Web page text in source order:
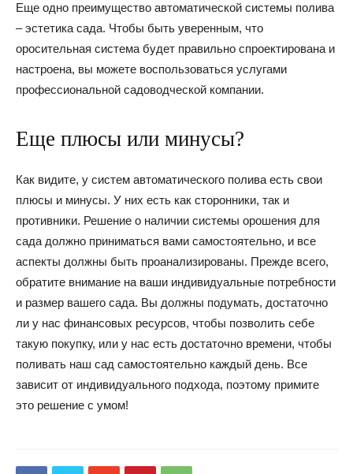
Еще одно преимущество автоматической системы полива
– эстетика сада. Чтобы быть уверенным, что
оросительная система будет правильно спроектирована и
настроена, вы можете воспользоваться услугами
профессиональной садоводческой компании.
Еще плюсы или минусы?
Как видите, у систем автоматического полива есть свои
плюсы и минусы. У них есть как сторонники, так и
противники. Решение о наличии системы орошения для
сада должно приниматься вами самостоятельно, и все
аспекты должны быть проанализированы. Прежде всего,
обратите внимание на ваши индивидуальные потребности
и размер вашего сада. Вы должны подумать, достаточно
ли у нас финансовых ресурсов, чтобы позволить себе
такую ​​покупку, или у нас есть достаточно времени, чтобы
поливать наш сад самостоятельно каждый день. Все
зависит от индивидуального подхода, поэтому примите
это решение с умом!